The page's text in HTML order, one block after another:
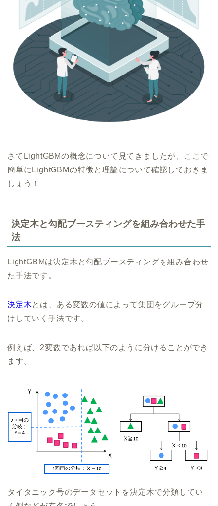
さてLightGBMの概念について見てきましたが、ここで
簡単にLightGBMの特徴と理論について確認しておきま
しょう！
決定木と勾配ブースティングを組み合わせた手
法
LightGBMは決定木と勾配ブースティングを組み合わせ
た手法です。
決定木とは、ある変数の値によって集団をグループ分
けしていく手法です。
例えば、2変数であれば以下のように分けることができ
ます。
タイタニック号のデータセットを決定木で分類してい